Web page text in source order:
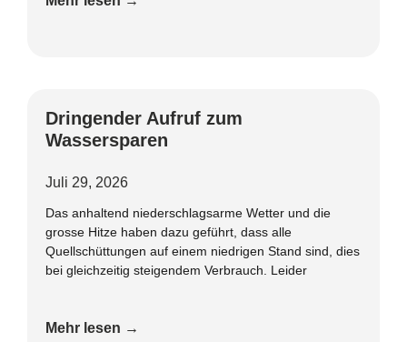
Dringender Aufruf zum
Wassersparen
Juli 29, 2026
Das anhaltend niederschlagsarme Wetter und die
grosse Hitze haben dazu geführt, dass alle
Quellschüttungen auf einem niedrigen Stand sind, dies
bei gleichzeitig steigendem Verbrauch. Leider
Mehr lesen →